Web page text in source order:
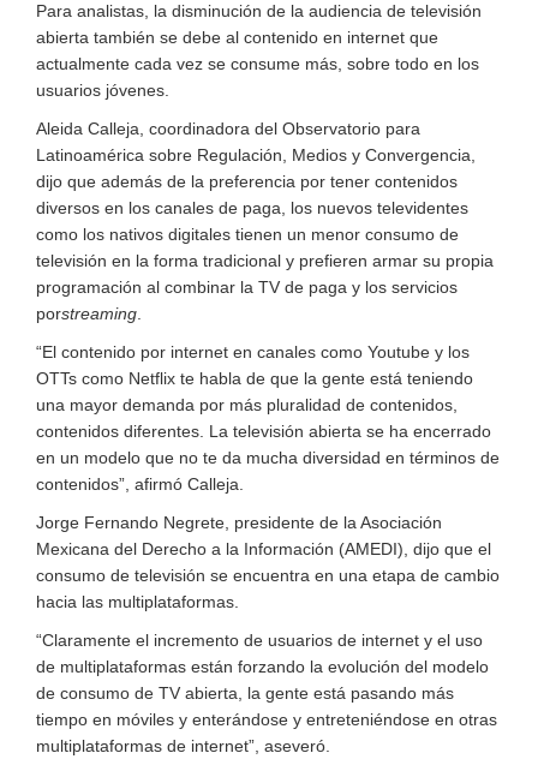
Para analistas, la disminución de la audiencia de televisión
abierta también se debe al contenido en internet que
actualmente cada vez se consume más, sobre todo en los
usuarios jóvenes.
Aleida Calleja, coordinadora del Observatorio para
Latinoamérica sobre Regulación, Medios y Convergencia,
dijo que además de la preferencia por tener contenidos
diversos en los canales de paga, los nuevos televidentes
como los nativos digitales tienen un menor consumo de
televisión en la forma tradicional y prefieren armar su propia
programación al combinar la TV de paga y los servicios
porstreaming
“El contenido por internet en canales como Youtube y los
OTTs como Netflix te habla de que la gente está teniendo
una mayor demanda por más pluralidad de contenidos,
contenidos diferentes. La televisión abierta se ha encerrado
en un modelo que no te da mucha diversidad en términos de
contenidos”, afirmó Calleja.
Jorge Fernando Negrete, presidente de la Asociación
Mexicana del Derecho a la Información (AMEDI), dijo que el
consumo de televisión se encuentra en una etapa de cambio
hacia las multiplataformas.
“Claramente el incremento de usuarios de internet y el uso
de multiplataformas están forzando la evolución del modelo
de consumo de TV abierta, la gente está pasando más
tiempo en móviles y enterándose y entreteniéndose en otras
multiplataformas de internet”, aseveró.